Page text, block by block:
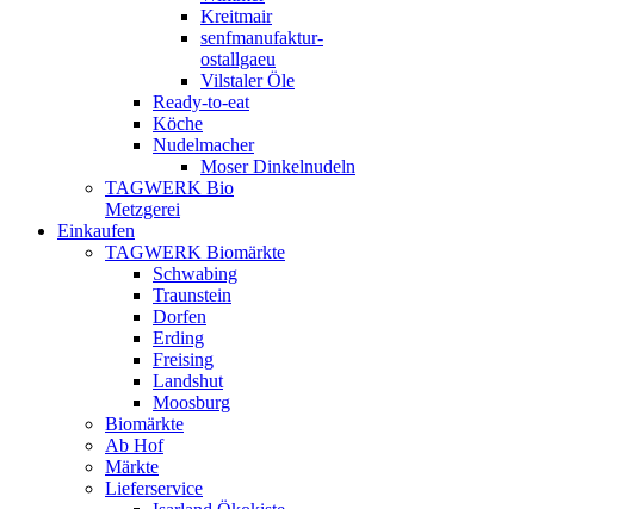
Kreitmair
senfmanufaktur-
ostallgaeu
Vilstaler Öle
Ready-to-eat
Köche
Nudelmacher
Moser Dinkelnudeln
TAGWERK Bio
Metzgerei
Einkaufen
TAGWERK Biomärkte
Schwabing
Traunstein
Dorfen
Erding
Freising
Landshut
Moosburg
Biomärkte
Ab Hof
Märkte
Lieferservice